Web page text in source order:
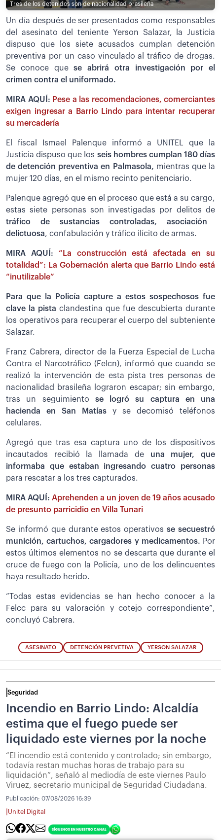
Tres de los detenidos son de nacionalidad brasileña
Un día después de ser presentados como responsables
del asesinato del teniente Yerson Salazar, la Justicia
dispuso que los siete acusados cumplan detención
preventiva por un caso vinculado al tráfico de drogas.
Se conoce quese abrirá otra investigación por el
crimen contra el uniformado.
MIRA AQUÍ: Pese a las recomendaciones, comerciantes
exigen ingresar a Barrio Lindo para intentar recuperar
su mercadería
El fiscal Ismael Palenque informó a UNITEL que la
Justicia dispuso que los seis hombres cumplan 180 días
de detención preventiva en Palmasola, mientras que la
mujer 120 días, en el mismo recinto penitenciario.
Palenque agregó que en el proceso que está a su cargo,
estas siete personas son investigadas por delitos de
tráfico de sustancias controladas, asociación
delictuosa, confabulación y tráfico ilícito de armas.
MIRA AQUÍ: “La construcción está afectada en su
totalidad”: La Gobernación alerta que Barrio Lindo está
“inutilizable”
Para que la Policía capture a estos sospechosos fue
clave la pista clandestina que fue descubierta durante
los operativos para recuperar el cuerpo del subteniente
Salazar.
Franz Cabrera, director de la Fuerza Especial de Lucha
Contra el Narcotráfico (Felcn), informó que cuando se
realizó la intervención de esta pista tres personas de
nacionalidad brasileña lograron escapar; sin embargo,
tras un seguimiento se logró su captura en una
hacienda en San Matías y se decomisó teléfonos
celulares.
Agregó que tras esa captura uno de los dispositivos
incautados recibió la llamada deuna mujer, que
informaba que estaban ingresando cuatro personas
para rescatar a los tres capturados.
MIRA AQUÍ: Aprehenden a un joven de 19 años acusado
de presunto parricidio en Villa Tunari
Se informó que durante estos operativosse secuestró
munición, cartuchos, cargadores y medicamentos. Por
estos últimos elementos no se descarta que durante el
cruce de fuego con la Policía, uno de los delincuentes
haya resultado herido.
“Todas estas evidencias se han hecho conocer a la
Felcc para su valoración y cotejo correspondiente”,
concluyó Cabrera.
ASESINATO DETENCIÓN PREVETIVA YERSON SALAZAR
Seguridad
Incendio en Barrio Lindo: Alcaldía
estima que el fuego puede ser
liquidado este viernes por la noche
“El incendio está contenido y controlado; sin embargo,
todavía restan muchas horas de trabajo para su
liquidación”, señaló al mediodía de este viernes Paulo
Viruez, secretario municipal de Seguridad Ciudadana.
Publicación: 07/08/2026 16:39
Unitel Digital